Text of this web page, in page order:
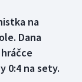
na
Dana
0:4 na sety.